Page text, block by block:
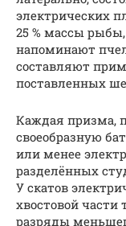
электрических
25 % массы
напоминают
составляют
поставленных
Каждая призма,
своеобразную
или менее
разделённых
У скатов
хвостовой части
разряды